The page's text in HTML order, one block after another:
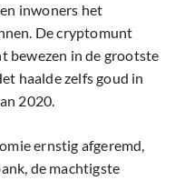
inwoners het
De cryptomunt
bewezen in de grootste
haalde zelfs goud in
2020.
ernstig afgeremd,
de machtigste